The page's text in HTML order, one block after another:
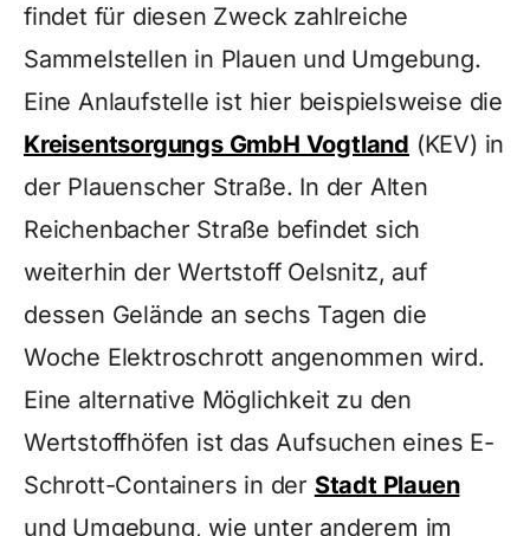
findet für diesen Zweck zahlreiche
Sammelstellen in Plauen und Umgebung.
Eine Anlaufstelle ist hier beispielsweise die
Kreisentsorgungs GmbH Vogtland (KEV) in
der Plauenscher Straße. In der Alten
Reichenbacher Straße befindet sich
weiterhin der Wertstoff Oelsnitz, auf
dessen Gelände an sechs Tagen die
Woche Elektroschrott angenommen wird.
Eine alternative Möglichkeit zu den
Wertstoffhöfen ist das Aufsuchen eines E-
Schrott-Containers in der Stadt Plauen
und Umgebung, wie unter anderem im